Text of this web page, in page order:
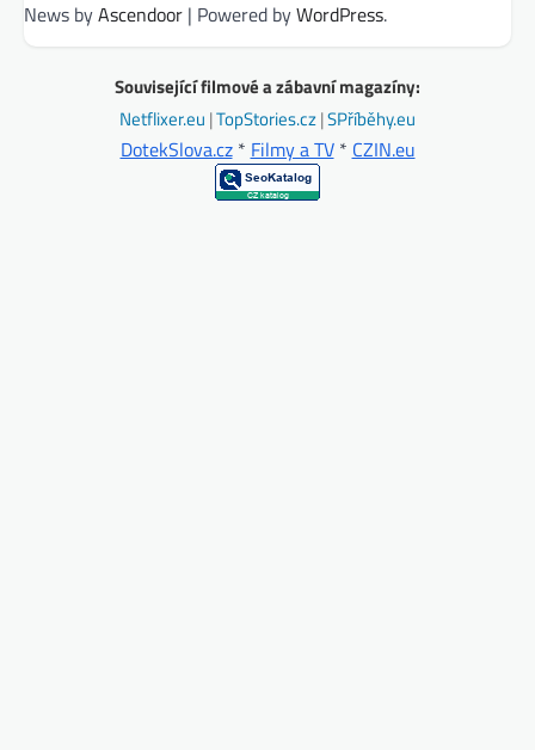
News byAscendoor | Powered byWordPress.
Související filmové a zábavní magazíny:
Netflixer.eu |TopStories.cz|SPříběhy.eu
DotekSlova.cz* Filmy a TV* CZIN.eu